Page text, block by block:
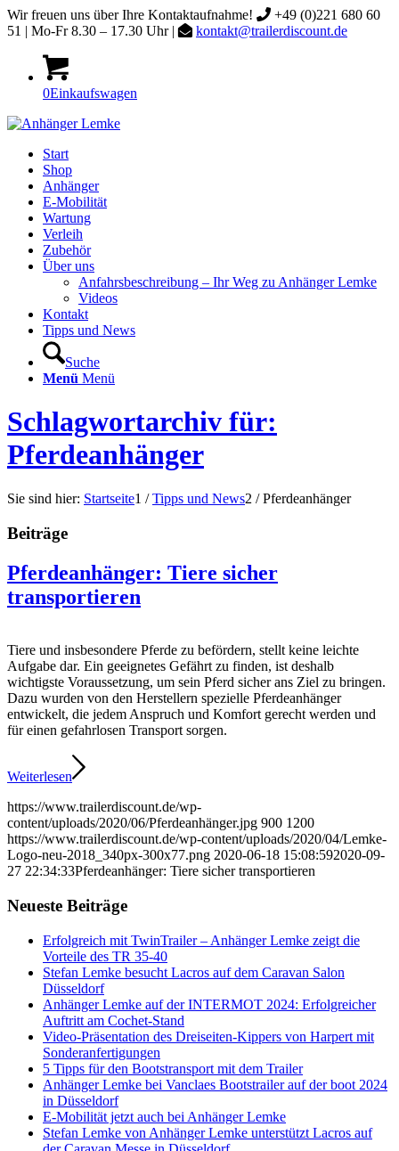
Wir freuen uns über Ihre Kontaktaufnahme!
+49 (0)221 680 60
51 | Mo-Fr 8.30 – 17.30 Uhr |
kontakt@trailerdiscount.de
0Einkaufswagen
Start
Shop
Anhänger
E-Mobilität
Wartung
Verleih
Zubehör
Über uns
Anfahrsbeschreibung – Ihr Weg zu Anhänger Lemke
Videos
Kontakt
Tipps und News
Suche
Menü Menü
Schlagwortarchiv für:
Pferdeanhänger
Sie sind hier: Startseite1 / Tipps und News2 / Pferdeanhänger
Beiträge
Pferdeanhänger: Tiere sicher
transportieren
Tiere und insbesondere Pferde zu befördern, stellt keine leichte
Aufgabe dar. Ein geeignetes Gefährt zu finden, ist deshalb
wichtigste Voraussetzung, um sein Pferd sicher ans Ziel zu bringen.
Dazu wurden von den Herstellern spezielle Pferdeanhänger
entwickelt, die jedem Anspruch und Komfort gerecht werden und
für einen gefahrlosen Transport sorgen.
Weiterlesen
https://www.trailerdiscount.de/wp-
content/uploads/2020/06/Pferdeanhänger.jpg 900 1200
https://www.trailerdiscount.de/wp-content/uploads/2020/04/Lemke-
Logo-neu-2018_340px-300x77.png 2020-06-18 15:08:592020-09-
27 22:34:33Pferdeanhänger: Tiere sicher transportieren
Neueste Beiträge
Erfolgreich mit TwinTrailer – Anhänger Lemke zeigt die
Vorteile des TR 35-40
Stefan Lemke besucht Lacros auf dem Caravan Salon
Düsseldorf
Anhänger Lemke auf der INTERMOT 2024: Erfolgreicher
Auftritt am Cochet-Stand
Video-Präsentation des Dreiseiten-Kippers von Harpert mit
Sonderanfertigungen
5 Tipps für den Bootstransport mit dem Trailer
Anhänger Lemke bei Vanclaes Bootstrailer auf der boot 2024
in Düsseldorf
E-Mobilität jetzt auch bei Anhänger Lemke
Stefan Lemke von Anhänger Lemke unterstützt Lacros auf